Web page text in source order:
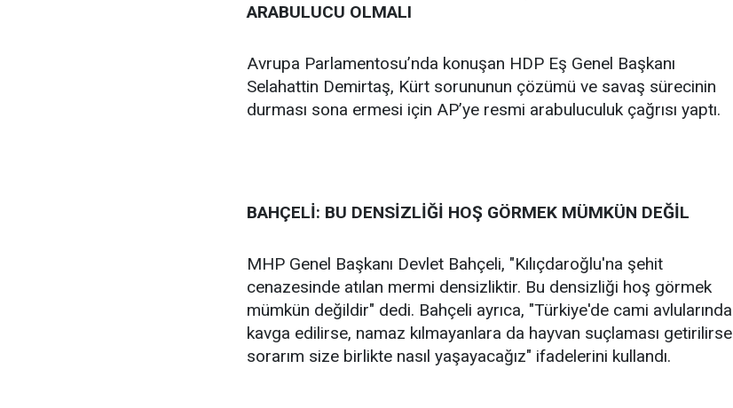
ARABULUCU OLMALI
Avrupa Parlamentosu’nda konuşan HDP Eş Genel Başkanı
Selahattin Demirtaş, Kürt sorununun çözümü ve savaş sürecinin
durması sona ermesi için AP’ye resmi arabuluculuk çağrısı yaptı.
BAHÇELİ: BU DENSİZLİĞİ HOŞ GÖRMEK MÜMKÜN DEĞİL
MHP Genel Başkanı Devlet Bahçeli, "Kılıçdaroğlu'na şehit
cenazesinde atılan mermi densizliktir. Bu densizliği hoş görmek
mümkün değildir" dedi. Bahçeli ayrıca, "Türkiye'de cami avlularında
kavga edilirse, namaz kılmayanlara da hayvan suçlaması getirilirse
sorarım size birlikte nasıl yaşayacağız" ifadelerini kullandı.